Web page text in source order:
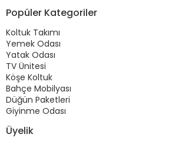
Popüler Kategoriler
Koltuk Takımı
Yemek Odası
Yatak Odası
TV Ünitesi
Köşe Koltuk
Bahçe Mobilyası
Düğün Paketleri
Giyinme Odası
Üyelik